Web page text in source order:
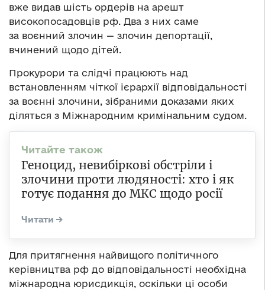
вже видав шість ордерів на арешт
високопосадовців рф. Два з них саме
за воєнний злочин — злочин депортації,
вчинений щодо дітей.
Прокурори та слідчі працюють над
встановленням чіткої ієрархії відповідальності
за воєнні злочини, зібраними доказами яких
діляться з Міжнародним кримінальним судом.
Геноцид, невибіркові обстріли і
злочини проти людяності: хто і як
готує подання до МКС щодо росії
Для притягнення найвищого політичного
керівництва рф до відповідальності необхідна
міжнародна юрисдикція, оскільки ці особи